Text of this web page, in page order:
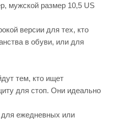
мужской размер 10,5 US
версии для тех, кто
в обуви, или для
тем, кто ищет
для стоп. Они идеально
для ежедневных или